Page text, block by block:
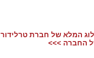
המלא של חברת טרלידור
החברה >>>